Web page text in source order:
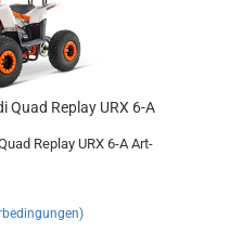
Quad Replay URX 6-A
Replay URX 6-A Art-